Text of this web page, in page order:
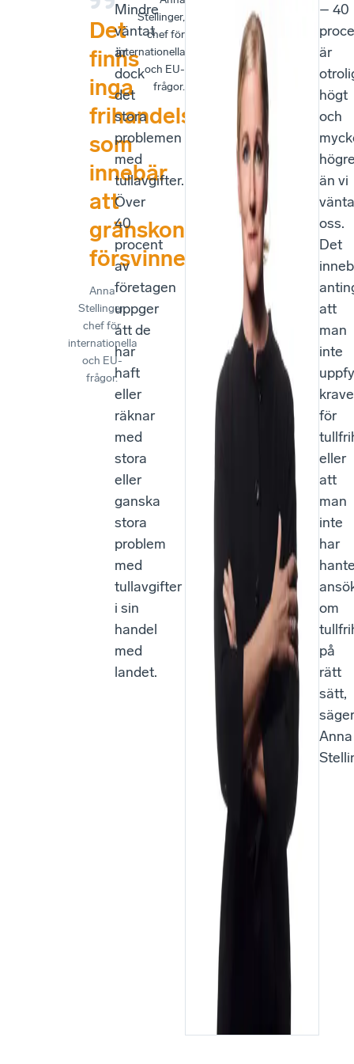
Det
finns
inga
frihandelsavtal
som
innebär
att
gränskontroller
försvinner.
Anna
Stellinger,
chef för
internationella
och EU-
frågor.
Mindre
väntat
är
dock
det
stora
problemen
med
tullavgifter.
Över
40
procent
av
företagen
uppger
att de
har
haft
eller
räknar
med
stora
eller
ganska
stora
problem
med
tullavgifter
i sin
handel
med
landet.
Stellinger,
chef för
internationella
och EU-
frågor.
– 40
är
högt
och
än vi
oss.
Det
att
man
inte
för
eller
att
man
inte
har
om
på
rätt
sätt,
säger
Anna